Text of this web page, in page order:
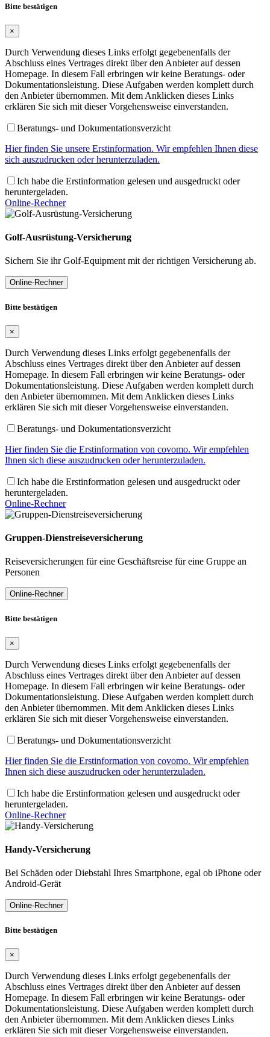
Bitte bestätigen
×
Durch Verwendung dieses Links erfolgt gegebenenfalls der
Abschluss eines Vertrages direkt über den Anbieter auf dessen
Homepage. In diesem Fall erbringen wir keine Beratungs- oder
Dokumentationsleistung. Diese Aufgaben werden komplett durch
den Anbieter übernommen. Mit dem Anklicken dieses Links
erklären Sie sich mit dieser Vorgehensweise einverstanden.
Beratungs- und Dokumentationsverzicht
Hier finden Sie unsere Erstinformation. Wir empfehlen Ihnen diese
sich auszudrucken oder herunterzuladen.
Ich habe die Erstinformation gelesen und ausgedruckt oder
heruntergeladen.
Online-Rechner
Golf-Ausrüstung-Versicherung
Sichern Sie ihr Golf-Equipment mit der richtigen Versicherung ab.
Online-Rechner
Bitte bestätigen
×
Durch Verwendung dieses Links erfolgt gegebenenfalls der
Abschluss eines Vertrages direkt über den Anbieter auf dessen
Homepage. In diesem Fall erbringen wir keine Beratungs- oder
Dokumentationsleistung. Diese Aufgaben werden komplett durch
den Anbieter übernommen. Mit dem Anklicken dieses Links
erklären Sie sich mit dieser Vorgehensweise einverstanden.
Beratungs- und Dokumentationsverzicht
Hier finden Sie die Erstinformation von covomo. Wir empfehlen
Ihnen sich diese auszudrucken oder herunterzuladen.
Ich habe die Erstinformation gelesen und ausgedruckt oder
heruntergeladen.
Online-Rechner
Gruppen-Dienstreiseversicherung
Reiseversicherungen für eine Geschäftsreise für eine Gruppe an
Personen
Online-Rechner
Bitte bestätigen
×
Durch Verwendung dieses Links erfolgt gegebenenfalls der
Abschluss eines Vertrages direkt über den Anbieter auf dessen
Homepage. In diesem Fall erbringen wir keine Beratungs- oder
Dokumentationsleistung. Diese Aufgaben werden komplett durch
den Anbieter übernommen. Mit dem Anklicken dieses Links
erklären Sie sich mit dieser Vorgehensweise einverstanden.
Beratungs- und Dokumentationsverzicht
Hier finden Sie die Erstinformation von covomo. Wir empfehlen
Ihnen sich diese auszudrucken oder herunterzuladen.
Ich habe die Erstinformation gelesen und ausgedruckt oder
heruntergeladen.
Online-Rechner
Handy-Versicherung
Bei Schäden oder Diebstahl Ihres Smartphone, egal ob iPhone oder
Android-Gerät
Online-Rechner
Bitte bestätigen
×
Durch Verwendung dieses Links erfolgt gegebenenfalls der
Abschluss eines Vertrages direkt über den Anbieter auf dessen
Homepage. In diesem Fall erbringen wir keine Beratungs- oder
Dokumentationsleistung. Diese Aufgaben werden komplett durch
den Anbieter übernommen. Mit dem Anklicken dieses Links
erklären Sie sich mit dieser Vorgehensweise einverstanden.